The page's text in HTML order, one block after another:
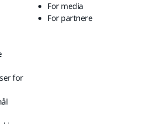
For media
For partnere
for